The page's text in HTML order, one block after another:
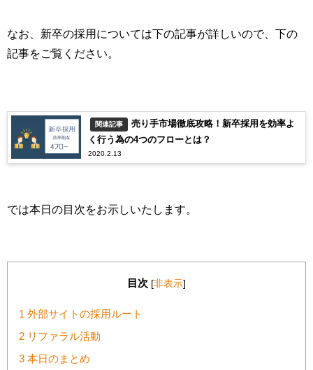
なお、新卒の採用については下の記事が詳しいので、下の
記事をご覧ください。
関連記事
売り手市場徹底攻略！新卒採用を効率よ
く行う為の4つのフローとは？
2020.2.13
では本日の目次をお示しいたします。
目次 [非表示]
1 外部サイトの採用ルート
2 リファラル活動
3 本日のまとめ